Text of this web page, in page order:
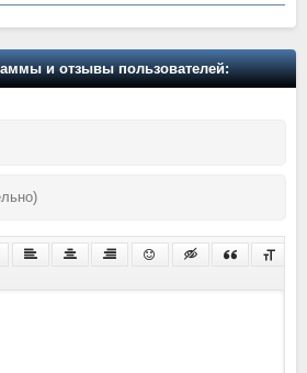
и отзывы пользователей: